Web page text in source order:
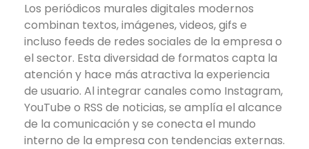
Los periódicos murales digitales modernos
combinan textos, imágenes, videos, gifs e
incluso feeds de redes sociales de la empresa o
el sector. Esta diversidad de formatos capta la
atención y hace más atractiva la experiencia
de usuario. Al integrar canales como Instagram,
YouTube o RSS de noticias, se amplía el alcance
de la comunicación y se conecta el mundo
interno de la empresa con tendencias externas.